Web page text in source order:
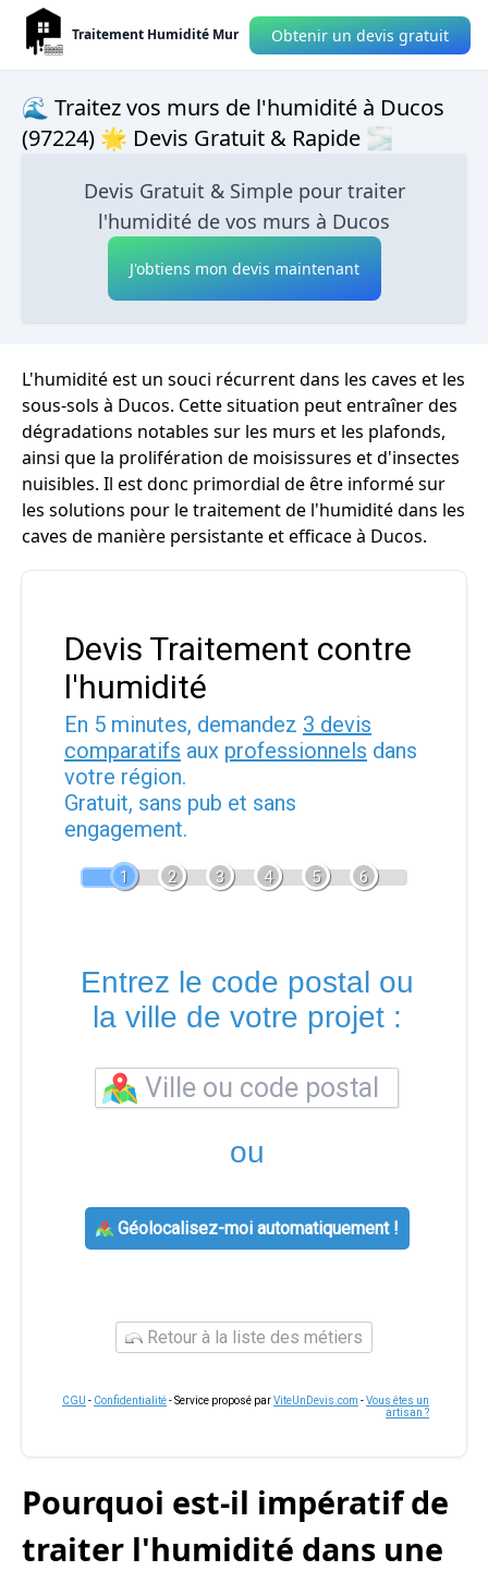
Traitement Humidité Mur Obtenir un devis gratuit
🌊 Traitez vos murs de l'humidité à Ducos
(97224) 🌟 Devis Gratuit & Rapide 🌫
Devis Gratuit & Simple pour traiter
l'humidité de vos murs à Ducos
J'obtiens mon devis maintenant
L'humidité est un souci récurrent dans les caves et les
sous-sols à Ducos. Cette situation peut entraîner des
dégradations notables sur les murs et les plafonds,
ainsi que la prolifération de moisissures et d'insectes
nuisibles. Il est donc primordial de être informé sur
les solutions pour le traitement de l'humidité dans les
caves de manière persistante et efficace à Ducos.
Devis Traitement contre
l'humidité
En 5 minutes, demandez 3 devis
comparatifs aux professionnels dans
votre région.
Gratuit, sans pub et sans
engagement.
1 2 3 4 5 6
Entrez le code postal ou
la ville de votre projet :
ou
Géolocalisez-moi automatiquement !
Retour à la liste des métiers
CGU - Confidentialité- Service proposé parViteUnDevis.com -Vous êtes un
artisan ?
Pourquoi est-il impératif de
traiter l'humidité dans une